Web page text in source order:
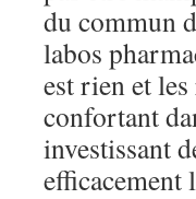
du commun
labos
est rien et
confortant
investissant
efficacement